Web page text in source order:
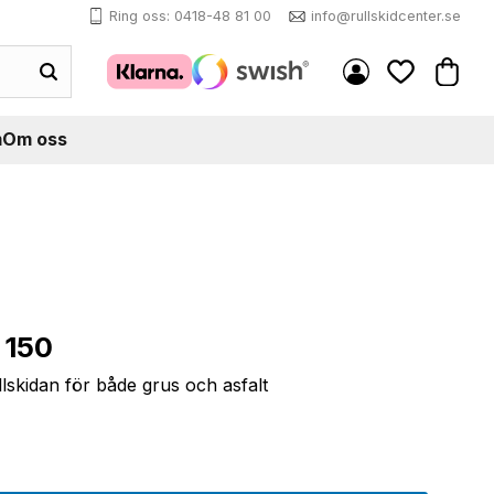
Ring oss: 0418-48 81 00 info@rullskidcenter.se
Om oss
för både grus och asfalt